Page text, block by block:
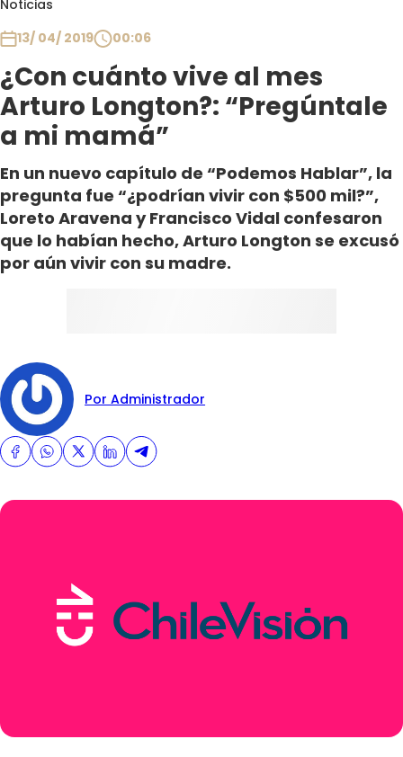
Noticias
13/ 04/ 2019
00:06
¿Con cuánto vive al mes
Arturo Longton?: “Pregúntale
a mi mamá”
En un nuevo capítulo de “Podemos Hablar”, la
pregunta fue “¿podrían vivir con $500 mil?”,
Loreto Aravena y Francisco Vidal confesaron
que lo habían hecho, Arturo Longton se excusó
por aún vivir con su madre.
Por Administrador
Club De La Comedia
Contigo en Directo
Plan Perfecto
El Tiempo
Sabingo
Todos Los Programas